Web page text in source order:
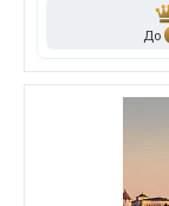
До